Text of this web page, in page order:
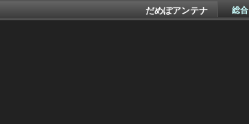
だめぽアンテナ 総合